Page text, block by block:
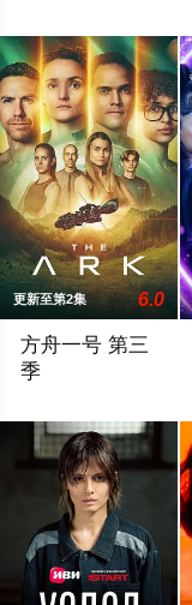
更新至第2集 6.0
方舟一号 第三
季